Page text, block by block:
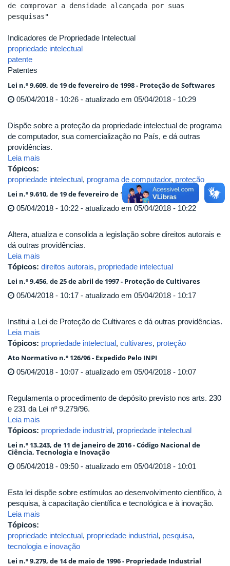
de comprovar a densidade alcançada por suas
pesquisas"
Indicadores de Propriedade Intelectual
propriedade intelectual
patente
Patentes
Lei n.º 9.609, de 19 de fevereiro de 1998 - Proteção de Softwares
05/04/2018 - 10:26 - atualizado em 05/04/2018 - 10:29
Dispõe sobre a proteção da propriedade intelectual de programa
de computador, sua comercialização no País, e dá outras
providências.
Leia mais
Tópicos:
propriedade intelectual, programa de computador, proteção
Lei n.º 9.610, de 19 de fevereiro de 1998 - Direitos Autorais
05/04/2018 - 10:22 - atualizado em 05/04/2018 - 10:22
Altera, atualiza e consolida a legislação sobre direitos autorais e
dá outras providências.
Leia mais
Tópicos: direitos autorais, propriedade intelectual
Lei n.º 9.456, de 25 de abril de 1997 - Proteção de Cultivares
05/04/2018 - 10:17 - atualizado em 05/04/2018 - 10:17
Institui a Lei de Proteção de Cultivares e dá outras providências.
Leia mais
Tópicos: propriedade intelectual, cultivares, proteção
Ato Normativo n.º 126/96 - Expedido Pelo INPI
05/04/2018 - 10:07 - atualizado em 05/04/2018 - 10:07
Regulamenta o procedimento de depósito previsto nos arts. 230
e 231 da Lei nº 9.279/96.
Leia mais
Tópicos: propriedade industrial, propriedade intelectual
Lei n.º 13.243, de 11 de janeiro de 2016 - Código Nacional de
Ciência, Tecnologia e Inovação
05/04/2018 - 09:50 - atualizado em 05/04/2018 - 10:01
Esta lei dispõe sobre estímulos ao desenvolvimento científico, à
pesquisa, à capacitação científica e tecnológica e à inovação.
Leia mais
Tópicos:
propriedade intelectual, propriedade industrial, pesquisa,
tecnologia e inovação
Lei n.º 9.279, de 14 de maio de 1996 - Propriedade Industrial